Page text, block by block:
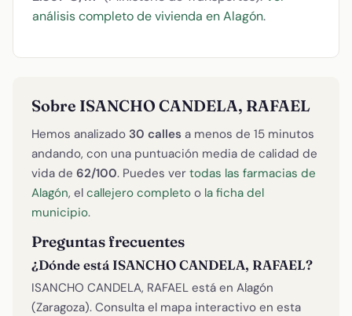
análisis completo de vivienda en Alagón.
Sobre ISANCHO CANDELA, RAFAEL
Hemos analizado 30 calles a menos de 15 minutos
andando, con una puntuación media de calidad de
vida de 62/100. Puedes ver todas las farmacias de
Alagón, el callejero completo o la ficha del
municipio.
Preguntas frecuentes
¿Dónde está ISANCHO CANDELA, RAFAEL?
ISANCHO CANDELA, RAFAEL está en Alagón
(Zaragoza). Consulta el mapa interactivo en esta